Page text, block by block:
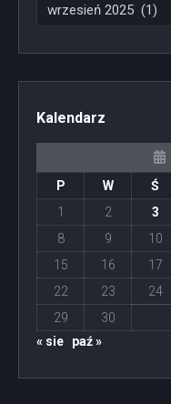
Kalendarz
P
W Ś
1
2 3
8
9 10
15
16 17
22
23 24
29
30
« sie
paź »